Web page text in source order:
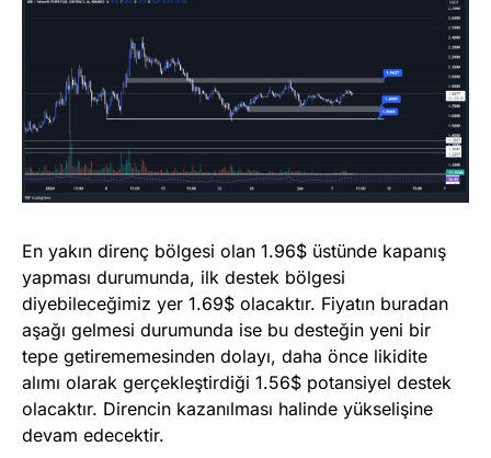
En yakın direnç bölgesi olan 1.96$ üstünde kapanış
yapması durumunda, ilk destek bölgesi
diyebileceğimiz yer 1.69$ olacaktır. Fiyatın buradan
aşağı gelmesi durumunda ise bu desteğin yeni bir
tepe getirememesinden dolayı, daha önce likidite
alımı olarak gerçekleştirdiği 1.56$ potansiyel destek
olacaktır. Direncin kazanılması halinde yükselişine
devam edecektir.